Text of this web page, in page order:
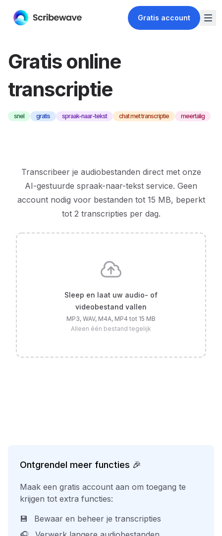
Gratis account
Gratis online
transcriptie
snel gratis spraak-naar-tekst chat met transcriptie meertalig
Transcribeer je audiobestanden direct met onze
AI-gestuurde spraak-naar-tekst service. Geen
account nodig voor bestanden tot 15 MB, beperkt
tot 2 transcripties per dag.
Sleep en laat uw audio- of
videobestand vallen
MP3, WAV, M4A, MP4 tot 15 MB
Alleen één bestand tegelijk
Ontgrendel meer functies 🎉
Maak een gratis account aan om toegang te
krijgen tot extra functies:
💾
Bewaar en beheer je transcripties